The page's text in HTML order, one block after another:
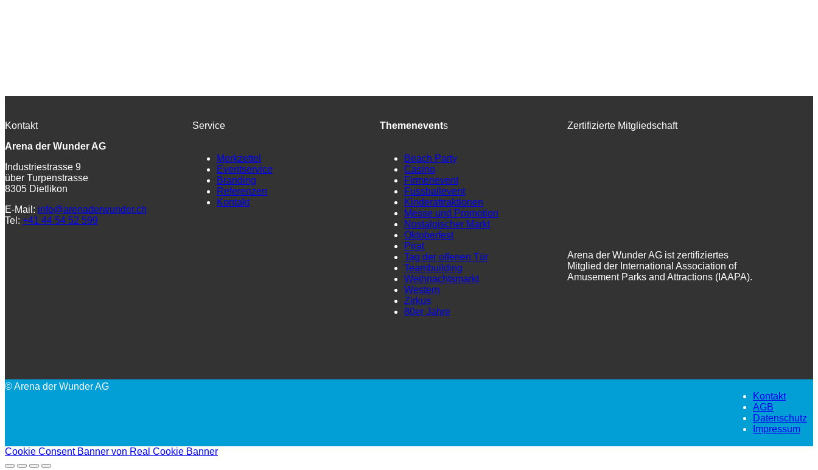
Kontakt
Arena der Wunder AG
Industriestrasse 9
über Turpenstrasse
8305 Dietlikon
E-Mail: info@arenaderwunder.ch
Tel: +41 44 54 52 599
Service
Merkzettel
Eventservice
Branding
Referenzen
Kontakt
Themenevents
Beach Party
Casino
Firmenevent
Fussballevent
Kinderattraktionen
Messe und Promotion
Nostalgischer Markt
Oktoberfest
Pirat
Tag der offenen Tür
Teambuilding
Weihnachtsmarkt
Western
Zirkus
80er Jahre
Zertifizierte Mitgliedschaft
Arena der Wunder AG ist zertifiziertes
Mitglied der International Association of
Amusement Parks and Attractions (IAAPA).
© Arena der Wunder AG
Kontakt
AGB
Datenschutz
Impressum
Cookie Consent Banner von Real Cookie Banner